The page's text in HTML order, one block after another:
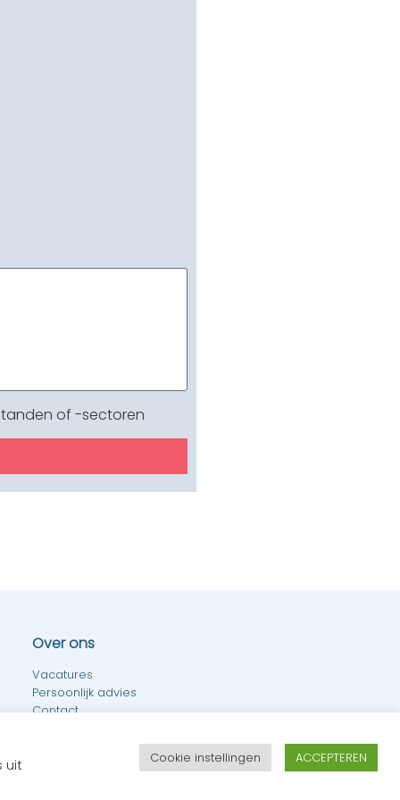
of -sectoren
Over ons
Vacatures
Persoonlijk advies
Contact
Algemene voorwaarden
uit
Cookie instellingen ACCEPTEREN